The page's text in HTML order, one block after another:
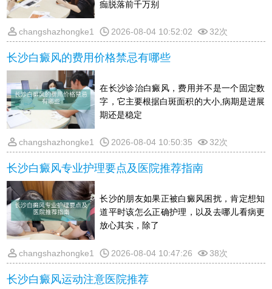
痂脱落前千万别
changshazhongke1 2026-08-04 10:52:02 32次
长沙白癜风的费用价格禁忌有哪些
在长沙诊治白癜风，费用并不是一个固定数
字，它主要根据白斑面积的大小,病期是进展
期还是稳定
changshazhongke1 2026-08-04 10:50:35 32次
长沙白癜风专业护理要点及医院推荐指南
长沙的朋友如果正被白癜风困扰，肯定想知
道平时该怎么正确护理，以及去哪儿看病更
放心其实，除了
changshazhongke1 2026-08-04 10:47:26 38次
长沙白癜风运动注意医院推荐